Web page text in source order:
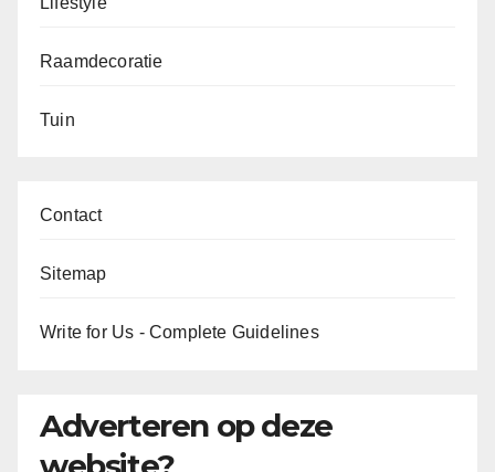
Raamdecoratie
Tuin
Contact
Sitemap
Write for Us - Complete Guidelines
Adverteren op deze